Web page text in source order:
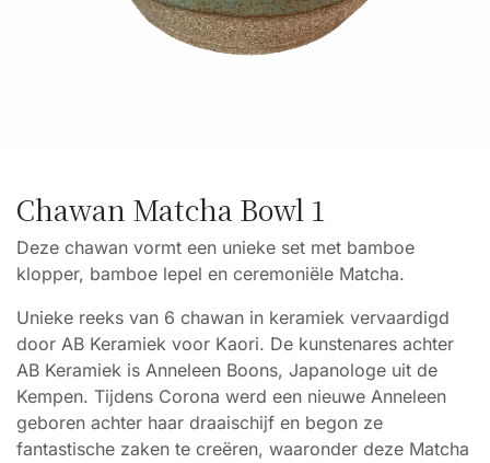
Chawan Matcha Bowl 1
Deze chawan vormt een unieke set met bamboe
klopper, bamboe lepel en ceremoniële Matcha.
Unieke reeks van 6 chawan in keramiek vervaardigd
door AB Keramiek voor Kaori. De kunstenares achter
AB Keramiek is Anneleen Boons, Japanologe uit de
Kempen. Tijdens Corona werd een nieuwe Anneleen
geboren achter haar draaischijf en begon ze
fantastische zaken te creëren, waaronder deze Matcha